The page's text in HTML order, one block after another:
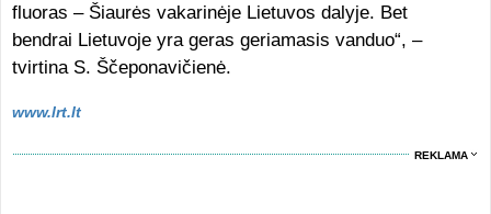
fluoras – Šiaurės vakarinėje Lietuvos dalyje. Bet
bendrai Lietuvoje yra geras geriamasis vanduo“, –
tvirtina S. Ščeponavičienė.
www.lrt.lt
REKLAMA